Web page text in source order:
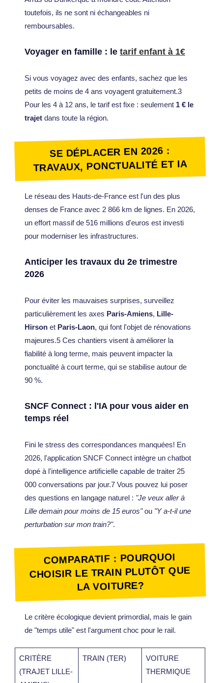
toutefois, ils ne sont ni échangeables ni
remboursables.
Voyager en famille : le tarif enfant à 1€
Si vous voyagez avec des enfants, sachez que les
petits de moins de 4 ans voyagent gratuitement.3
Pour les 4 à 12 ans, le tarif est fixe : seulement 1 € le
trajet dans toute la région.
SE DÉPLACER EN 2026 :
TRAVAUX, PONCTUALITÉ ET IA
Le réseau des Hauts-de-France est l'un des plus
denses de France avec 2 866 km de lignes. En 2026,
un effort massif de 516 millions d'euros est investi
pour moderniser les infrastructures.
Anticiper les travaux du 2e trimestre
2026
Pour éviter les mauvaises surprises, surveillez
particulièrement les axes Paris-Amiens, Lille-
Hirson et Paris-Laon, qui font l'objet de rénovations
majeures.5 Ces chantiers visent à améliorer la
fiabilité à long terme, mais peuvent impacter la
ponctualité à court terme, qui se stabilise autour de
90 %.
SNCF Connect : l'IA pour vous aider en
temps réel
Fini le stress des correspondances manquées! En
2026, l'application SNCF Connect intègre un chatbot
dopé à l'intelligence artificielle capable de traiter 25
000 conversations par jour.7 Vous pouvez lui poser
des questions en langage naturel : "Je veux aller à
Lille demain pour moins de 15 euros"ou "Y a-t-il une
perturbation sur mon train?".
COMPARATIF : POURQUOI
CHOISIR LE TRAIN PLUTÔT QUE
LA VOITURE?
Le critère écologique devient primordial, mais le gain
de "temps utile" est l'argument choc pour le rail.
CRITÈRE
(TRAJET LILLE-
TRAIN (TER)
VOITURE
THERMIQUE